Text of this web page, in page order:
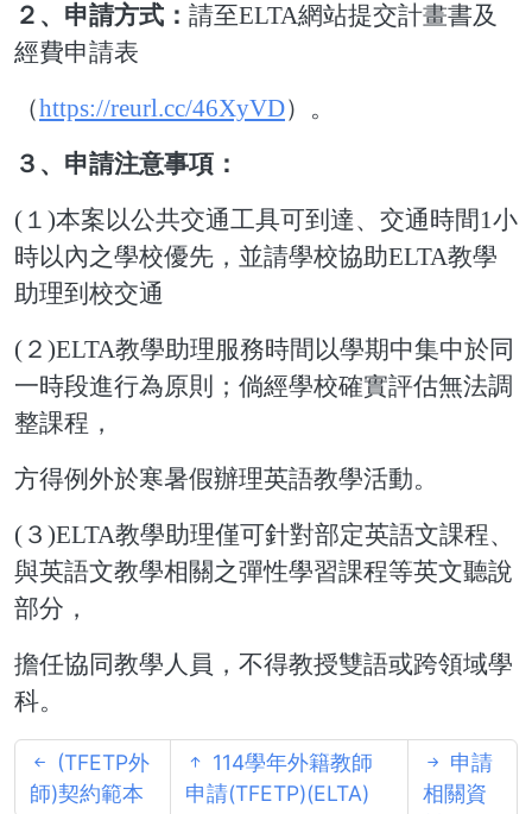
２、 申請方式： 請至ELTA網站提交計畫書及
經費申請表
（https://reurl.cc/46XyVD）。
３、申請注意事項：
( １ )本案以公共交通工具可到達、交通時間 1小
時以內之學校優先，並請學校協助ELTA教學
助理到校交通
( ２ )ELTA教學助理服務時間以學期中集中於同
一時段進行為原則；倘經學校確實評估無法調
整課程，
方得例外於寒暑假辦理英語教學活動。
( ３ )ELTA教學助理僅可針對部定英語文課程、
與英語文教學相關之彈性學習課程等英文聽說
部分，
擔任協同教學人員，不得教授雙語或跨領域學
科。
(TFETP外
師)契約範本
114學年外籍教師
申請(TFETP)(ELTA)
申請
相關資